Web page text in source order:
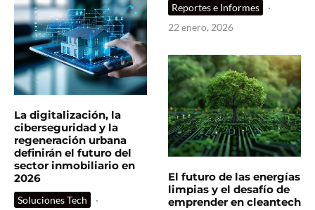
La digitalización, la
ciberseguridad y la
regeneración urbana
definirán el futuro del
sector inmobiliario en
2026
Soluciones Tech
·
Reportes e Informes
·
22 enero, 2026
El futuro de las energías
limpias y el desafío de
emprender en cleantech